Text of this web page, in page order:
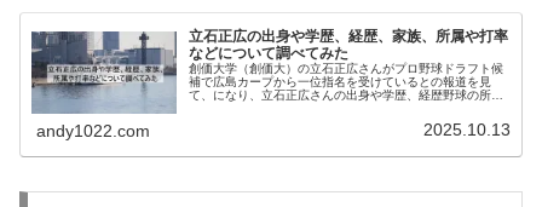
立石正広の出身や学歴、経歴、家族、所属や打率
などについて調べてみた
創価大学（創価大）の立石正広さんがプロ野球ドラフト候
補で広島カープから一位指名を受けているとの報道を見
て、になり、立石正広さんの出身や学歴、経歴野球の所属
andy1022.com 2025.10.13